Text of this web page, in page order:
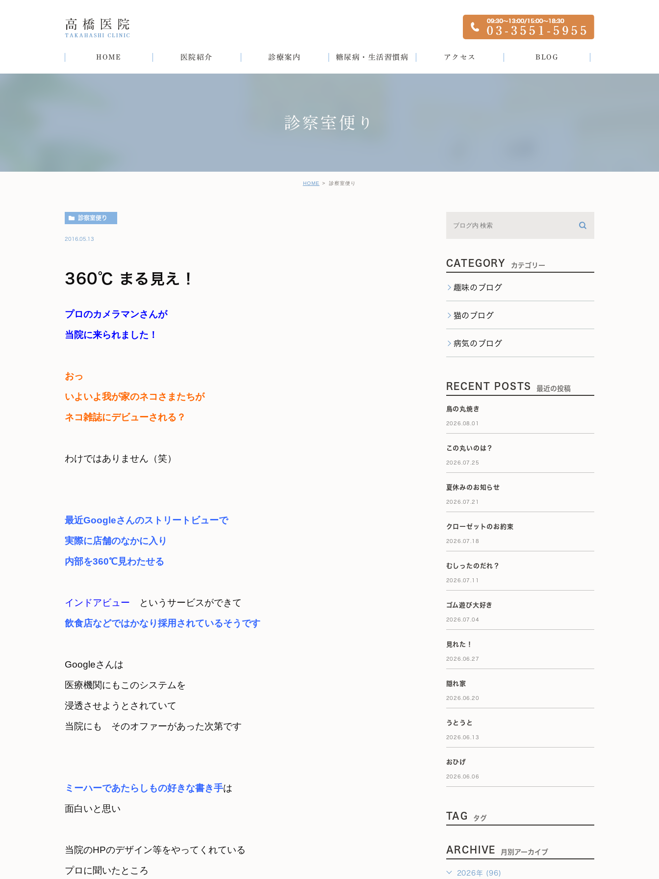
HOME 医院紹介 診療案内 糖尿病・生活習慣病
女性と生活習慣病 健診後の治療について
アクセス BLOG
診察室便り
HOME 診察室便り
診察室便り
2016.05.13
360℃ まる見え！
プロのカメラマンさんが
当院に来られました！
おっ
いよいよ我が家のネコさまたちが
ネコ雑誌にデビューされる？
わけではありません（笑）
最近Googleさんのストリートビューで
実際に店舗のなかに入り
内部を360℃見わたせる
インドアビュー というサービスができて
飲食店などではかなり採用されているそうです
Googleさんは
医療機関にもこのシステムを
浸透させようとされていて
当院にも　そのオファーがあった次第です
ミーハーであたらしもの好きな書き手は
面白いと思い
当院のHPのデザイン等をやってくれている
プロに聞いたところ
CATEGORY カテゴリー
趣味のブログ
猫のブログ
病気のブログ
RECENT POSTS 最近の投稿
鳥の丸焼き
2026.08.01
この丸いのは？
2026.07.25
夏休みのお知らせ
2026.07.21
クローゼットのお約束
2026.07.18
むしったのだれ？
2026.07.11
ゴム遊び大好き
2026.07.04
見れた！
2026.06.27
隠れ家
2026.06.20
うとうと
2026.06.13
おひげ
2026.06.06
TAG タグ
ARCHIVE 月別アーカイブ
2026年 (96)